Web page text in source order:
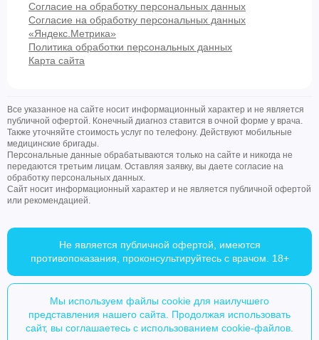
Согласие на обработку персональных данных
Согласие на обработку персональных данных
«Яндекс.Метрика»
Политика обработки персональных данных
Карта сайта
Все указанное на сайте носит информационный характер и не является
публичной офертой. Конечный диагноз ставится в очной форме у врача.
Также уточняйте стоимость услуг по телефону. Действуют мобильные
медицинские бригады.
Персональные данные обрабатываются только на сайте и никогда не
передаются третьим лицам. Оставляя заявку, вы даете согласие на
обработку персональных данных.
Сайт носит информационный характер и не является публичной офертой
или рекомендацией.
Не является публичной офертой, имеются
противопоказания, проконсультируйтесь с врачом. 18+
Мы используем файлы cookie для наилучшего
представления нашего сайта. Продолжая использовать
сайт, вы соглашаетесь с использованием cookie-файлов.